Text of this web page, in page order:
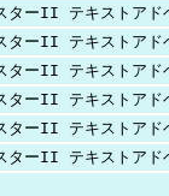
ターII テキストアド
ターII テキストアド
ターII テキストアド
ターII テキストアド
ターII テキストアド
ターII テキストアド